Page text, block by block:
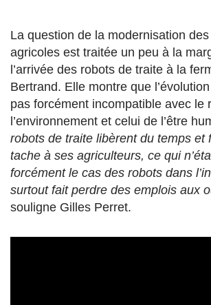
La question de la modernisation
agricoles est traitée un peu à la
l’arrivée des robots de traite à la
Bertrand. Elle montre que
pas forcément incompatible avec le
l’environnement et celui de l’être
robots de traite libèrent du temps et
tache à ses agriculteurs, ce qui
forcément le cas des robots dans
surtout fait perdre des emplois aux
souligne Gilles Perret.